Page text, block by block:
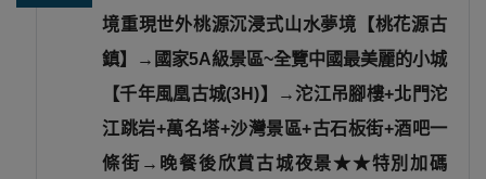
境重現世外桃源沉浸式山水夢境【桃花源古
鎮】→國家5A級景區~全覽中國最美麗的小城
【千年風凰古城(3H)】→沱江吊腳樓+北門沱
江跳岩+萬名塔+沙灣景區+古石板街+酒吧一
條街→晚餐後欣賞古城夜景★★特別加碼